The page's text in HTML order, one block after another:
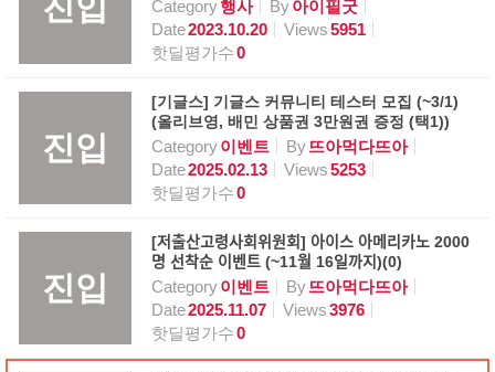
진입 Category행사 By아이필굿
Date2023.10.20 Views5951
핫딜평가수0
진입
[기글스] 기글스 커뮤니티 테스터 모집 (~3/1)
(올리브영, 배민 상품권 3만원권 증정 (택1))
Category이벤트 By뜨아먹다뜨아
Date2025.02.13 Views5253
핫딜평가수0
진입
[저출산고령사회위원회] 아이스 아메리카노 2000
명 선착순 이벤트 (~11월 16일까지)(0)
Category이벤트 By뜨아먹다뜨아
Date2025.11.07 Views3976
핫딜평가수0